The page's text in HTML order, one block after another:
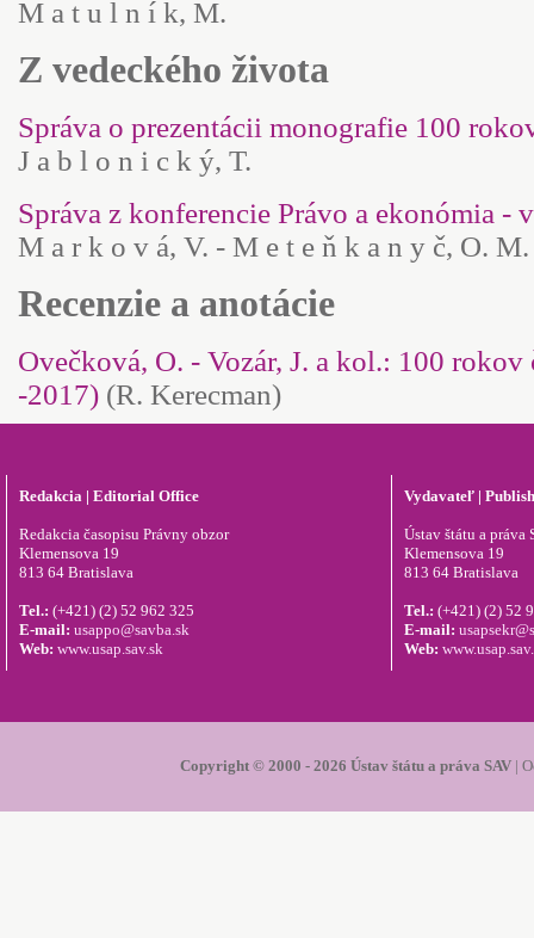
M a t u l n í k, M.
Z vedeckého života
Správa o prezentácii monografie 100
J a b l o n i c k ý, T.
Správa z konferencie Právo a ekonómia -
M a r k o v á, V. - M e t e ň k a n y č, O. M.
Recenzie a anotácie
Ovečková, O. - Vozár, J. a kol.: 100
-2017) (R. Kerecman)
Redakcia | Editorial Office
Redakcia časopisu Právny obzor
Klemensova 19
813 64 Bratislava
Tel.: (+421) (2) 52 962 325
E-mail: usappo@savba.sk
Web: www.usap.sav.sk
Vydavateľ |
Ústav štátu a práva
Klemensova 19
813 64 Bratislava
Tel.: (+421) (2) 52
E-mail:
Web:
Copyright © 2000 - 2026 Ústav štátu a práva SAV|